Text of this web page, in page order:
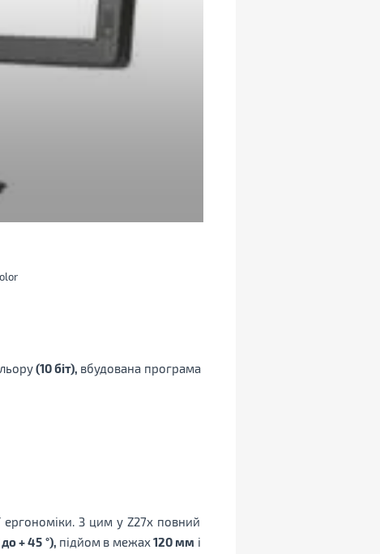
(10 біт), вбудована програма
ергономіки. З цим у Z27x повний
+ 45 °), підйом в межах120 мм і